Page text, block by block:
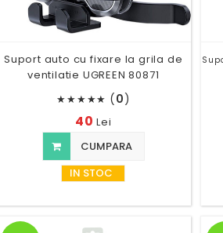
Suport auto cu fixare la grila de
ventilatie UGREEN 80871
★★★★★ (0)
40Lei
CUMPARA
IN STOC